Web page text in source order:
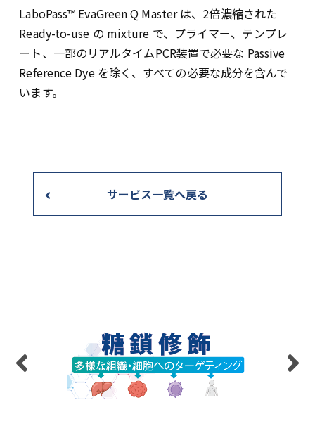
LaboPass™ EvaGreen Q Master は、2倍濃縮された
Ready-to-use の mixture で、プライマー、テンプレ
ート、一部のリアルタイムPCR装置で必要な Passive
Reference Dye を除く、すべての必要な成分を含んで
います。
サービス一覧へ戻る